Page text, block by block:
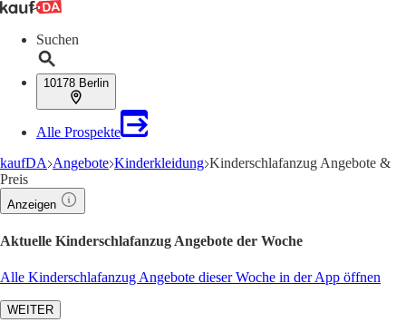
Suchen
10178 Berlin
Alle Prospekte
kaufDA Angebote Kinderkleidung Kinderschlafanzug Angebote &
Preis
Anzeigen
Aktuelle Kinderschlafanzug Angebote der Woche
Alle Kinderschlafanzug Angebote dieser Woche in der App öffnen
WEITER